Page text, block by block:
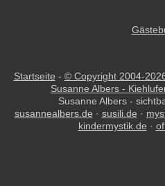
Startseite - © Copyright 2004-
Susanne Albers -
Susanne Albers -
susannealbers.de · susili.de ·
kindermystik.de ·